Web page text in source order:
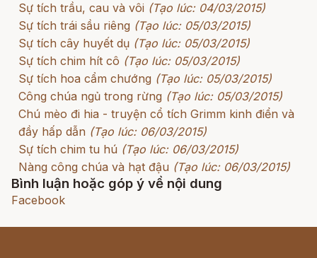
Sự tích trầu, cau và vôi (Tạo lúc: 04/03/2015)
Sự tích trái sầu riêng (Tạo lúc: 05/03/2015)
Sự tích cây huyết dụ (Tạo lúc: 05/03/2015)
Sự tích chim hít cô (Tạo lúc: 05/03/2015)
Sự tích hoa cẩm chướng (Tạo lúc: 05/03/2015)
Công chúa ngủ trong rừng (Tạo lúc: 05/03/2015)
Chú mèo đi hia - truyện cổ tích Grimm kinh điển và
đầy hấp dẫn (Tạo lúc: 06/03/2015)
Sự tích chim tu hú (Tạo lúc: 06/03/2015)
Nàng công chúa và hạt đậu (Tạo lúc: 06/03/2015)
Bình luận hoặc góp ý về nội dung
Facebook